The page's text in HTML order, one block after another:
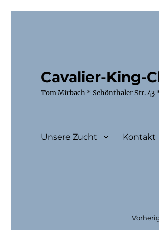
Cavalier-King-
Tom Mirbach * Schönthaler Str. 43
Unsere Zucht Kontakt